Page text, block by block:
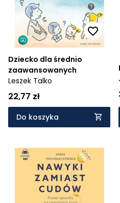
Cena rosnąco
Cena malejąco
Od najnowszych
Od najstarszych
Dziecko dla średnio
zaawansowanych
Leszek Talko
22,77 zł
Do koszyka